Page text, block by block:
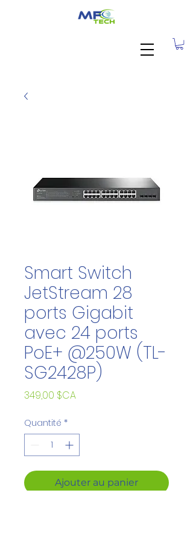
Smart Switch
JetStream 28
ports Gigabit
avec 24 ports
PoE+ @250W (TL-
SG2428P)
349,00 $CAPrix
Quantité *
Ajouter au panier